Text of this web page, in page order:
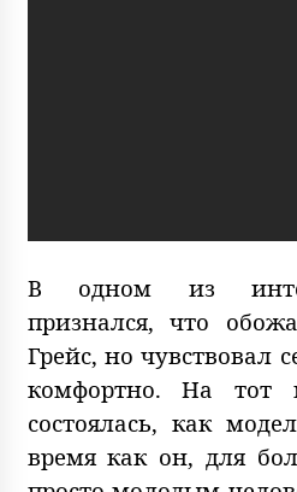
В одном из
признался, что
Грейс, но чувствовал
комфортно. На тот
состоялась, как
время как он, для